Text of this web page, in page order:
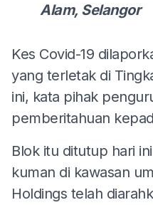
Alam, Selangor
Kes Covid-19
yang terletak di
ini, kata pihak
pemberitahuan
Blok itu ditutup hari
kuman di kawasan
Holdings telah